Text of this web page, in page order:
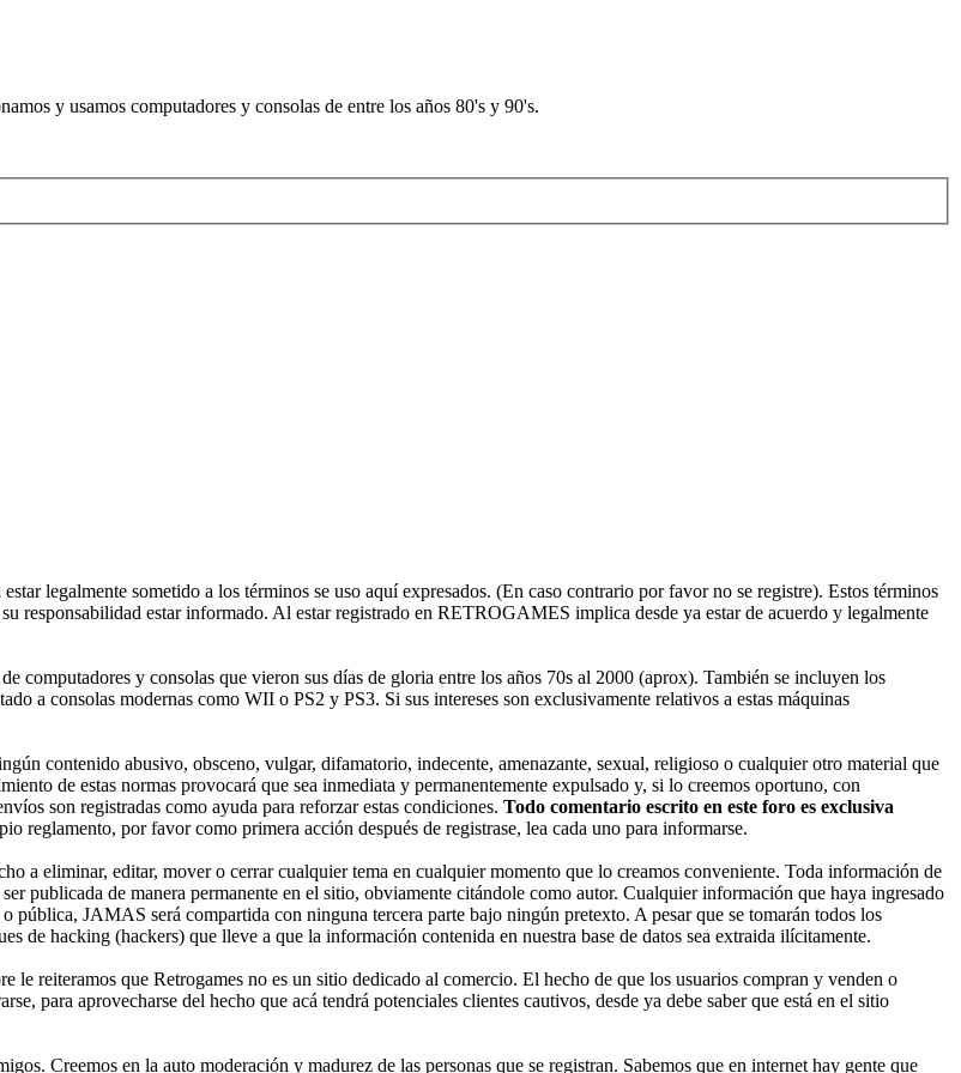
y usamos computadores y consolas de entre los años 80's y 90's.
legalmente sometido a los términos se uso aquí expresados. (En caso contrario por favor no se registre). Estos términos
responsabilidad estar informado. Al estar registrado en RETROGAMES implica desde ya estar de acuerdo y legalmente
y consolas que vieron sus días de gloria entre los años 70s al 2000 (aprox). También se incluyen los
a consolas modernas como WII o PS2 y PS3. Si sus intereses son exclusivamente relativos a estas máquinas
contenido abusivo, obsceno, vulgar, difamatorio, indecente, amenazante, sexual, religioso o cualquier otro material que
de estas normas provocará que sea inmediata y permanentemente expulsado y, si lo creemos oportuno, con
son registradas como ayuda para reforzar estas condiciones. Todo comentario escrito en este foro es exclusiva
reglamento, por favor como primera acción después de registrase, lea cada uno para informarse.
a eliminar, editar, mover o cerrar cualquier tema en cualquier momento que lo creamos conveniente. Toda información de
publicada de manera permanente en el sitio, obviamente citándole como autor. Cualquier información que haya ingresado
pública, JAMAS será compartida con ninguna tercera parte bajo ningún pretexto. A pesar que se tomarán todos los
de hacking (hackers) que lleve a que la información contenida en nuestra base de datos sea extraida ilícitamente.
le reiteramos que Retrogames no es un sitio dedicado al comercio. El hecho de que los usuarios compran y venden o
para aprovecharse del hecho que acá tendrá potenciales clientes cautivos, desde ya debe saber que está en el sitio
Creemos en la auto moderación y madurez de las personas que se registran. Sabemos que en internet hay gente que